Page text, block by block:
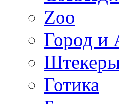
Zoo
Город и
Штекеры
Готика